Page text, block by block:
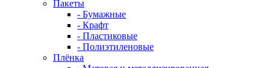
Пакеты
- Бумажные
- Крафт
- Пластиковые
- Полиэтиленовые
Плёнка